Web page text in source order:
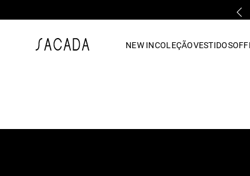
NEW INCOLEÇÃOVESTIDOSOFF
vestido midi
7º macacão